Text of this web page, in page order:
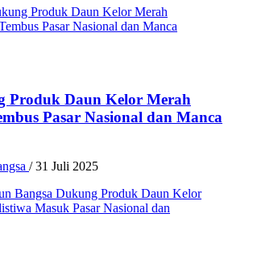
Produk Daun Kelor Merah
Pasar Nasional dan Manca
/ 31 Juli 2025